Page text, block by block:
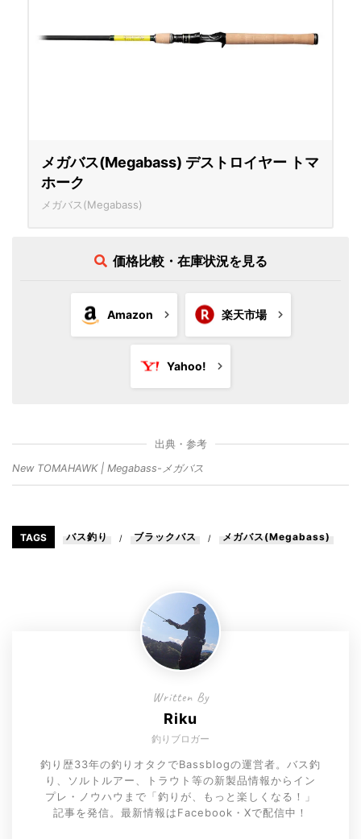
メガバス(Megabass) デストロイヤー トマ
ホーク
メガバス(Megabass)
価格比較・在庫状況を見る
Amazon 楽天市場
Yahoo!
出典・参考
New TOMAHAWK | Megabass-メガバス
TAGS バス釣り / ブラックバス / メガバス(Megabass)
Written By
Riku
釣りブロガー
釣り歴33年の釣りオタクでBassblogの運営者。バス釣
り、ソルトルアー、トラウト等の新製品情報からイン
プレ・ノウハウまで「釣りが、もっと楽しくなる！」
記事を発信。最新情報はFacebook・Xで配信中！